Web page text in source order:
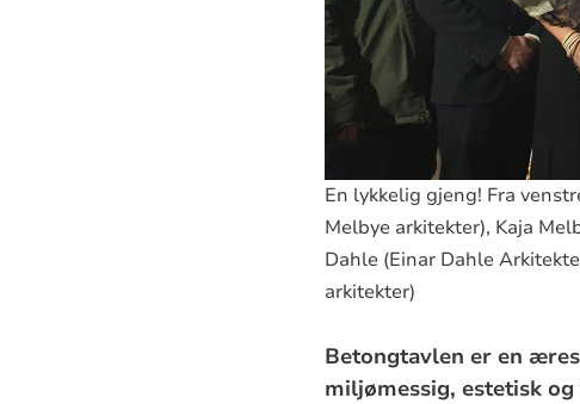
En lykkelig gjeng! Fra
Melbye arkitekter), Kaja
Dahle (Einar Dahle
arkitekter)
Betongtavlen er en
miljømessig, estetisk